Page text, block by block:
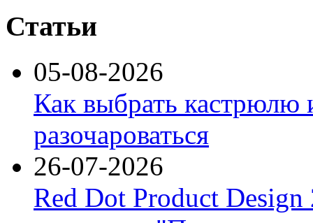
Статьи
05-08-2026
Как выбрать кастрюлю
разочароваться
26-07-2026
Red Dot Product Design